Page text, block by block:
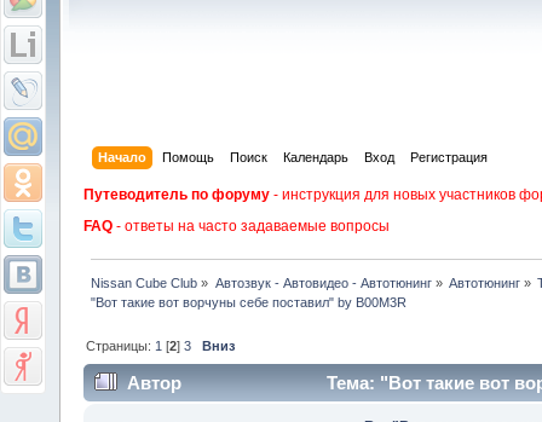
Начало Помощь Поиск Календарь Вход Регистрация
Путеводитель по форуму - инструкция для новых участников
FAQ - ответы на часто задаваемые вопросы
Nissan Cube Club » Автозвук - Автовидео - Автотюнинг» Автотюнинг»
"Вот такие вот ворчуны себе поставил" by B00M3R
Страницы: 1 [2]3 Вниз
Автор Тема: "Вот такие вот